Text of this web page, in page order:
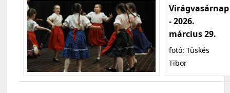
Virágvasárnap
- 2026.
március 29.
fotó: Tüskés
Tibor